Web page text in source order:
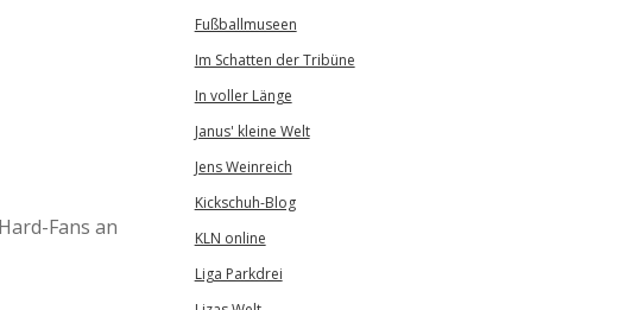
Fans an
Fußballmuseen
Im Schatten der Tribüne
In voller Länge
Janus' kleine Welt
Jens Weinreich
Kickschuh-Blog
KLN online
Liga Parkdrei